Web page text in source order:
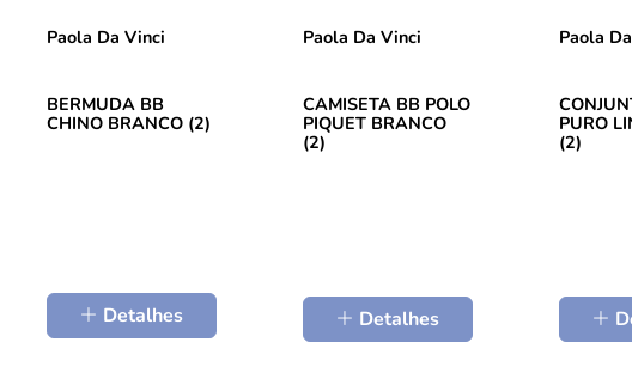
Paola Da Vinci
BERMUDA BB
CHINO BRANCO (2)
Detalhes
Paola Da Vinci
CAMISETA BB POLO
PIQUET BRANCO
(2)
Detalhes
Paola
PURO
(2)